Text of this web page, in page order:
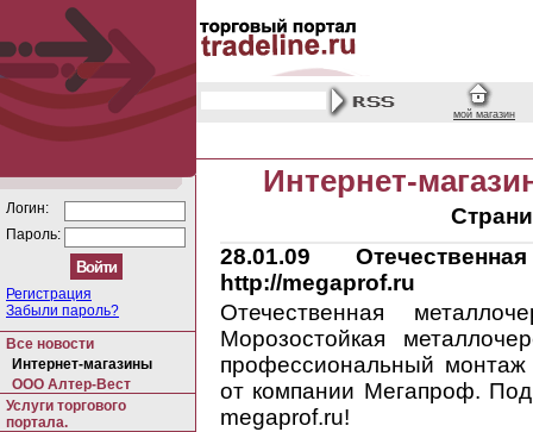
мой магазин
Логин:
Пароль:
Регистрация
Забыли пароль?
Все новости
Интернет-магазины
ООО Алтер-Вест
Услуги торгового
портала.
Интернет-
28.01.09
http://megaprof.ru
Отечественная
Морозостойкая
профессиональный
от компании Мегапроф.
megaprof.ru!